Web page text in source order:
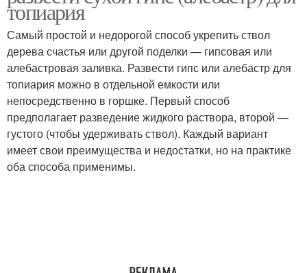
топиария
Самый простой и недорогой способ укрепить ствол
дерева счастья или другой поделки — гипсовая или
алебастровая заливка. Развести гипс или алебастр для
топиария можно в отдельной емкости или
непосредственно в горшке. Первый способ
предполагает разведение жидкого раствора, второй —
густого (чтобы удерживать ствол). Каждый вариант
имеет свои преимущества и недостатки, но на практике
оба способа применимы.